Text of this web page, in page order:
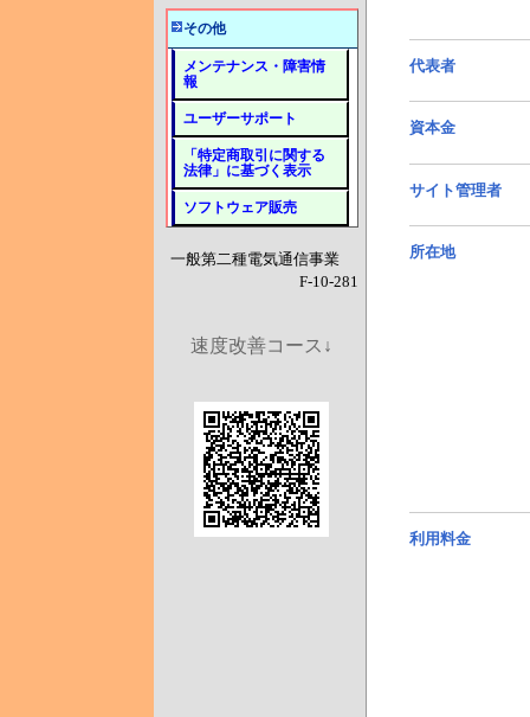
代表者
資本金
サイト管理者
所在地
利用料金
その他
メンテナンス・障害情
報
ユーザーサポート
「特定商取引に関する
法律」に基づく表示
ソフトウェア販売
一般第二種電気通信事業
F-10-281
速度改善コース↓